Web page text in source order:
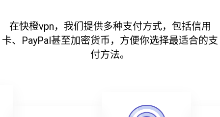
在快橙vpn，我们提供多种支付方式，包括信用
卡、PayPal甚至加密货币，方便你选择最适合的支
付方法。